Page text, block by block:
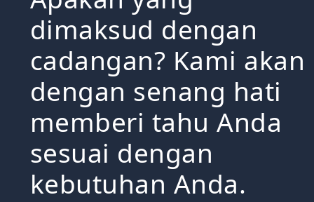
dimaksud dengan
cadangan? Kami akan
dengan senang hati
memberi tahu Anda
sesuai dengan
kebutuhan Anda.